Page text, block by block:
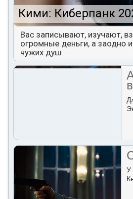
Кими: Киберпанк
Вас записывают, изучают,
огромные деньги, а заодно
чужих душ
У